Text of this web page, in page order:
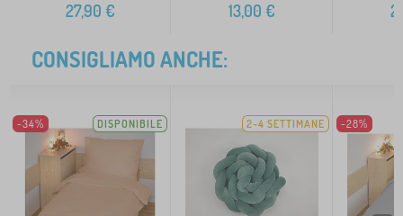
27,90 € 13,00 €
CONSIGLIAMO ANCHE:
-34% DISPONIBILE 2-4 SETTIMANE -28%